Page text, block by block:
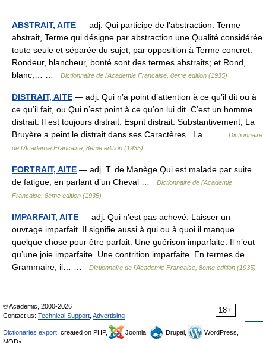
ABSTRAIT, AITE — adj. Qui participe de l’abstraction. Terme
abstrait, Terme qui désigne par abstraction une Qualité considérée
toute seule et séparée du sujet, par opposition à Terme concret.
Rondeur, blancheur, bonté sont des termes abstraits; et Rond,
blanc,… …
Dictionnaire de l'Academie Francaise, 8eme edition (1935)
DISTRAIT, AITE — adj. Qui n’a point d’attention à ce qu’il dit ou à
ce qu’il fait, ou Qui n’est point à ce qu’on lui dit. C’est un homme
distrait. Il est toujours distrait. Esprit distrait. Substantivement, La
Bruyère a peint le distrait dans ses Caractères . La… …
Dictionnaire
de l'Academie Francaise, 8eme edition (1935)
FORTRAIT, AITE — adj. T. de Manège Qui est malade par suite
de fatigue, en parlant d’un Cheval …
Dictionnaire de l'Academie
Francaise, 8eme edition (1935)
IMPARFAIT, AITE — adj. Qui n’est pas achevé. Laisser un
ouvrage imparfait. Il signifie aussi à qui ou à quoi il manque
quelque chose pour être parfait. Une guérison imparfaite. Il n’eut
qu’une joie imparfaite. Une contrition imparfaite. En termes de
Grammaire, il… …
Dictionnaire de l'Academie Francaise, 8eme edition (1935)
18+
© Academic, 2000-2026
Contact us: Technical Support Advertising
Dictionaries export , created on PHP, Joomla, Drupal,
WordPress,